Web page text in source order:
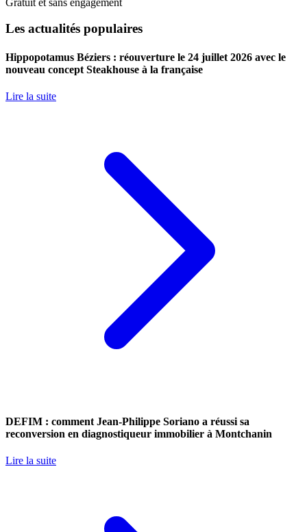
Les actualités populaires
Hippopotamus Béziers : réouverture le 24 juillet 2026 avec le
nouveau concept Steakhouse à la française
Lire la suite
DEFIM : comment Jean-Philippe Soriano a réussi sa
reconversion en diagnostiqueur immobilier à Montchanin
Lire la suite